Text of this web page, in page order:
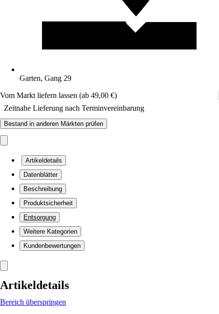
Garten, Gang 29
Vom Markt liefern lassen (ab 49,00 €)
Zeitnahe Lieferung nach Terminvereinbarung
Bestand in anderen Märkten prüfen
Artikeldetails
Datenblätter
Beschreibung
Produktsicherheit
Entsorgung
Weitere Kategorien
Kundenbewertungen
Artikeldetails
Bereich überspringen